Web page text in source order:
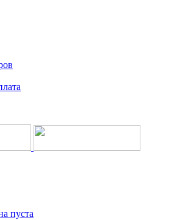
пуста